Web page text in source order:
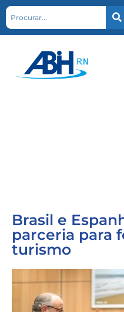
Brasil e
parceria para
turismo